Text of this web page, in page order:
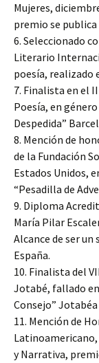
Mujeres,
premio se publica
6. Seleccionado
Literario
poesía, realizado
7. Finalista en el
Poesía, en
Despedida”
8. Mención de
de la Fundación
Estados Unidos,
“Pesadilla de
9. Diploma
María Pilar
Alcance de ser
España.
10. Finalista del
Jotabé, fallado
Consejo”
11. Mención de
Latinoamericano,
y Narrativa,